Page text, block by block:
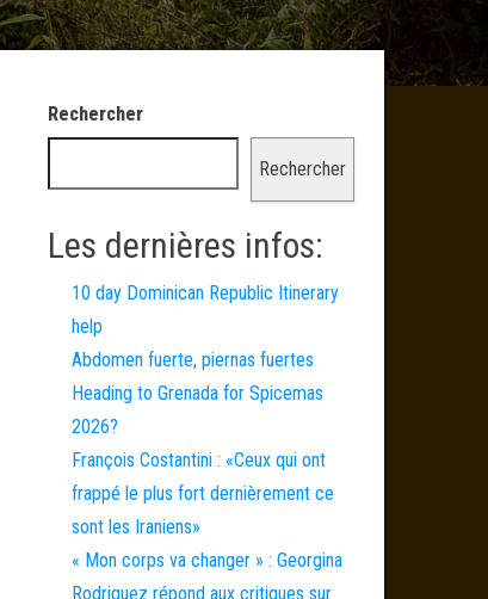
Rechercher
Rechercher
Les dernières infos:
10 day Dominican Republic Itinerary
help
Abdomen fuerte, piernas fuertes
Heading to Grenada for Spicemas
2026?
François Costantini : «Ceux qui ont
frappé le plus fort dernièrement ce
sont les Iraniens»
« Mon corps va changer » : Georgina
Rodriguez répond aux critiques sur